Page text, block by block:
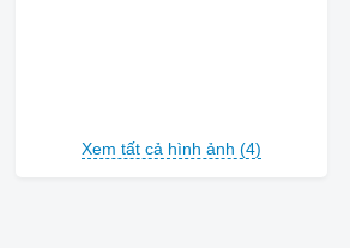
Xem tất cả hình ảnh (4)